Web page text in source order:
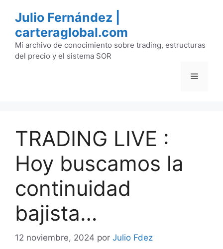
contenido
Julio Fernández |
carteraglobal.com
Mi archivo de conocimiento sobre trading, estructuras
del precio y el sistema SOR
Menú
TRADING LIVE :
Hoy buscamos la
continuidad
bajista…
12 noviembre, 2024 por Julio Fdez